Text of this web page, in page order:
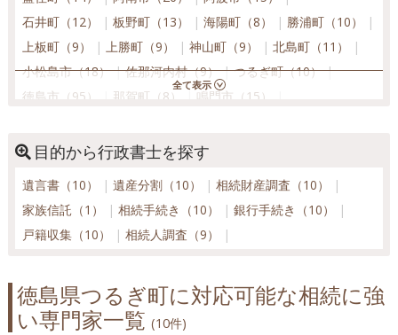
石井町（12）
板野町（13） 海陽町（8）
勝浦町（10）
上板町（9）
上勝町（9） 神山町（9）
北島町（11）
小松島市（18）
佐那河内村（9）
つるぎ町（10）
徳島市（95）
那賀町（8）
鳴門市（15）
美馬市（17）
三好市（12）
牟岐町（8）
目的から行政書士を探す
遺言書（10） 遺産分割（10）
相続財産調査（10）
家族信託（1）
相続手続き（10）
銀行手続き（10）
戸籍収集（10）
相続人調査（9）
徳島県つるぎ町に対応可能な相続に強
い専門家一覧 (10件)